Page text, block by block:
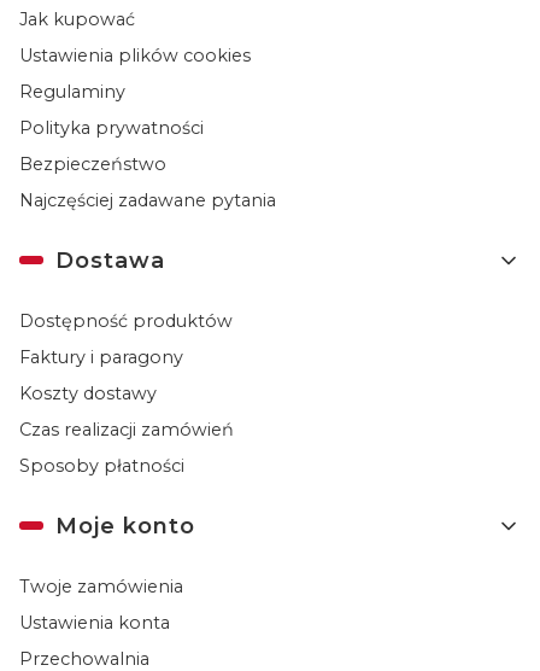
Jak kupować
Ustawienia plików cookies
Regulaminy
Polityka prywatności
Bezpieczeństwo
Najczęściej zadawane pytania
Dostawa
Dostępność produktów
Faktury i paragony
Koszty dostawy
Czas realizacji zamówień
Sposoby płatności
Moje konto
Twoje zamówienia
Ustawienia konta
Przechowalnia